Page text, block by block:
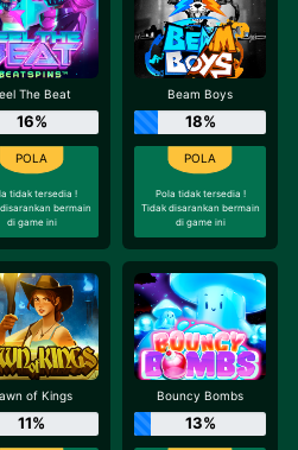
The Beat
16%
tidak tersedia !
bermain
di game ini
Beam Boys
18%
Pola tidak tersedia !
Tidak disarankan bermain
di game ini
of Kings
11%
Bouncy Bombs
13%